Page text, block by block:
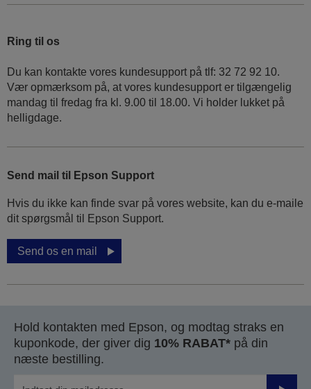
Ring til os
Du kan kontakte vores kundesupport på tlf: 32 72 92 10.
Vær opmærksom på, at vores kundesupport er tilgængelig
mandag til fredag ​​fra kl. 9.00 til 18.00. Vi holder lukket på
helligdage.
Send mail til Epson Support
Hvis du ikke kan finde svar på vores website, kan du e-maile
dit spørgsmål til Epson Support.
Send os en mail
Hold kontakten med Epson, og modtag straks en
kuponkode, der giver dig 10% RABAT* på din
næste bestilling.